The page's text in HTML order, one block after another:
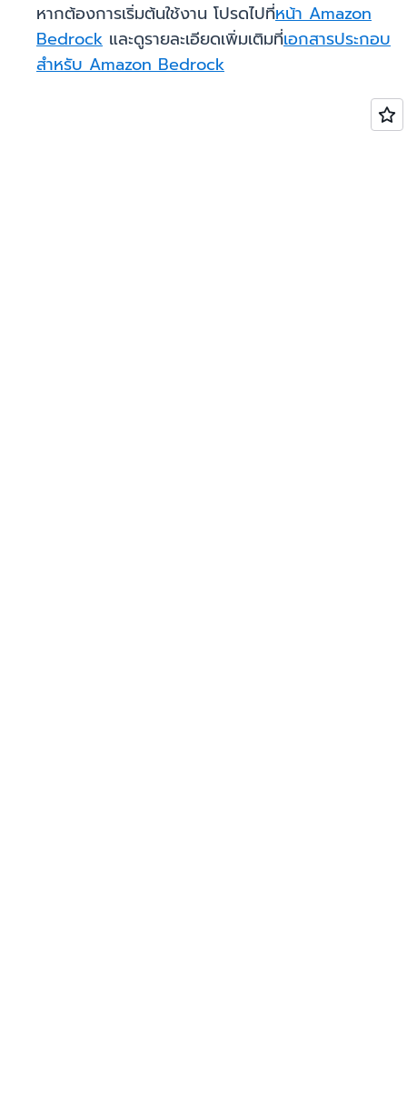
หากต้องการเริ่มต้นใช้งาน โปรดไปที่หน้า Amazon
Bedrock และดูรายละเอียดเพิ่มเติมที่เอกสารประกอบ
สำหรับ Amazon Bedrock